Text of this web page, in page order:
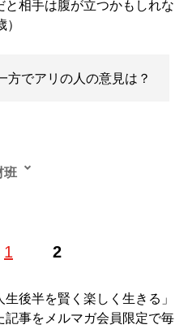
と相手は腹が立つかもしれな
方でアリの人の意見は？
1 2
班
後半を賢く楽しく生きる」
記事をメルマガ会員限定で毎